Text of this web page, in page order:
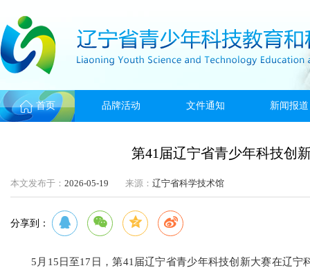
首页 品牌活动 文件通知 新闻报道
第41届辽宁省青少年科技创
本文发布于： 2026-05-19 来源： 辽宁省科学技术馆
分享到：
5月15日至17日，第41届辽宁省青少年科技创新大赛在辽